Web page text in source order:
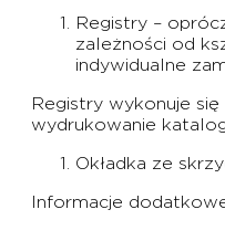
Registry –
zależności od
indywidualne
Registry wykonuje
wydrukowanie
Okładka ze
Informacje